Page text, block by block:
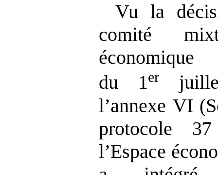
Vu la
comité
du 1er
l’annexe VI
protocole
l’Espace